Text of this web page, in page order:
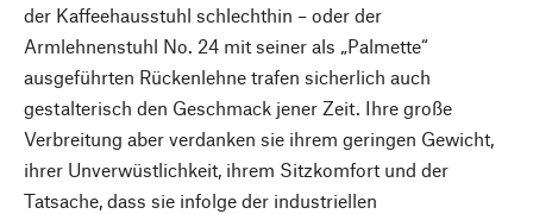
der Kaffeehausstuhl schlechthin – oder der
Armlehnenstuhl No. 24 mit seiner als „Palmette“
ausgeführten Rückenlehne trafen sicherlich auch
gestalterisch den Geschmack jener Zeit. Ihre große
Verbreitung aber verdanken sie ihrem geringen Gewicht,
ihrer Unverwüstlichkeit, ihrem Sitzkomfort und der
Tatsache, dass sie infolge der industriellen